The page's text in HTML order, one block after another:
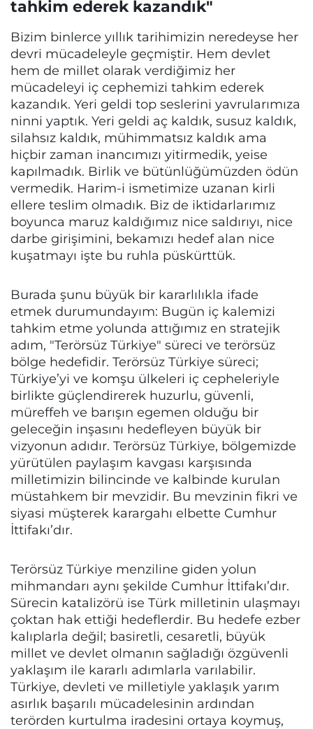
tahkim ederek kazandık"
Bizim binlerce yıllık tarihimizin neredeyse her
devri mücadeleyle geçmiştir. Hem devlet
hem de millet olarak verdiğimiz her
mücadeleyi iç cephemizi tahkim ederek
kazandık. Yeri geldi top seslerini yavrularımıza
ninni yaptık. Yeri geldi aç kaldık, susuz kaldık,
silahsız kaldık, mühimmatsız kaldık ama
hiçbir zaman inancımızı yitirmedik, yeise
kapılmadık. Birlik ve bütünlüğümüzden ödün
vermedik. Harim-i ismetimize uzanan kirli
ellere teslim olmadık. Biz de iktidarlarımız
boyunca maruz kaldığımız nice saldırıyı, nice
darbe girişimini, bekamızı hedef alan nice
kuşatmayı işte bu ruhla püskürttük.
Burada şunu büyük bir kararlılıkla ifade
etmek durumundayım: Bugün iç kalemizi
tahkim etme yolunda attığımız en stratejik
adım, "Terörsüz Türkiye" süreci ve terörsüz
bölge hedefidir. Terörsüz Türkiye süreci;
Türkiye’yi ve komşu ülkeleri iç cepheleriyle
birlikte güçlendirerek huzurlu, güvenli,
müreffeh ve barışın egemen olduğu bir
geleceğin inşasını hedefleyen büyük bir
vizyonun adıdır. Terörsüz Türkiye, bölgemizde
yürütülen paylaşım kavgası karşısında
milletimizin bilincinde ve kalbinde kurulan
müstahkem bir mevzidir. Bu mevzinin fikri ve
siyasi müşterek karargahı elbette Cumhur
İttifakı’dır.
Terörsüz Türkiye menziline giden yolun
mihmandarı aynı şekilde Cumhur İttifakı’dır.
Sürecin katalizörü ise Türk milletinin ulaşmayı
çoktan hak ettiği hedeflerdir. Bu hedefe ezber
kalıplarla değil; basiretli, cesaretli, büyük
millet ve devlet olmanın sağladığı özgüvenli
yaklaşım ile kararlı adımlarla varılabilir.
Türkiye, devleti ve milletiyle yaklaşık yarım
asırlık başarılı mücadelesinin ardından
terörden kurtulma iradesini ortaya koymuş,